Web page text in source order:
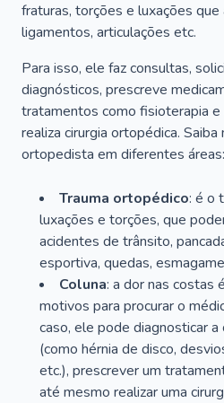
fraturas, torções e luxações
ligamentos, articulações etc.
Para isso, ele faz consultas,
diagnósticos, prescreve
tratamentos como fisioterapia e
realiza cirurgia ortopédica.
ortopedista em diferentes áreas:
Trauma ortopédico: é o
luxações e torções, que
acidentes de trânsito,
esportiva, quedas,
Coluna: a dor nas costas
motivos para procurar o
caso, ele pode diagnosticar
(como hérnia de disco,
etc.), prescrever um
até mesmo realizar uma